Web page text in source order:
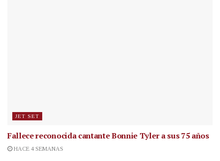
JET SET
Fallece reconocida cantanteBonnie Tyler a sus 75 años
HACE 4 SEMANAS